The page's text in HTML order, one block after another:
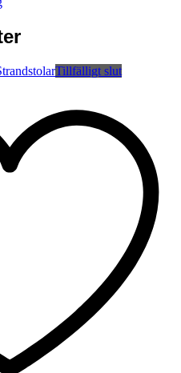
Tillfälligt slut